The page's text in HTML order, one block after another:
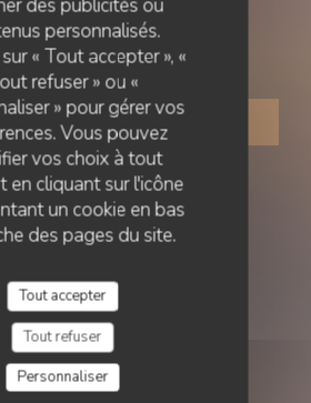
des publicités ou
personnalisés.
« Tout accepter », «
refuser » ou «
» pour gérer vos
Vous pouvez
vos choix à tout
en cliquant sur l'icône
un cookie en bas
des pages du site.
Tout accepter
Tout refuser
Personnaliser
de la Moule
RÉSERVER